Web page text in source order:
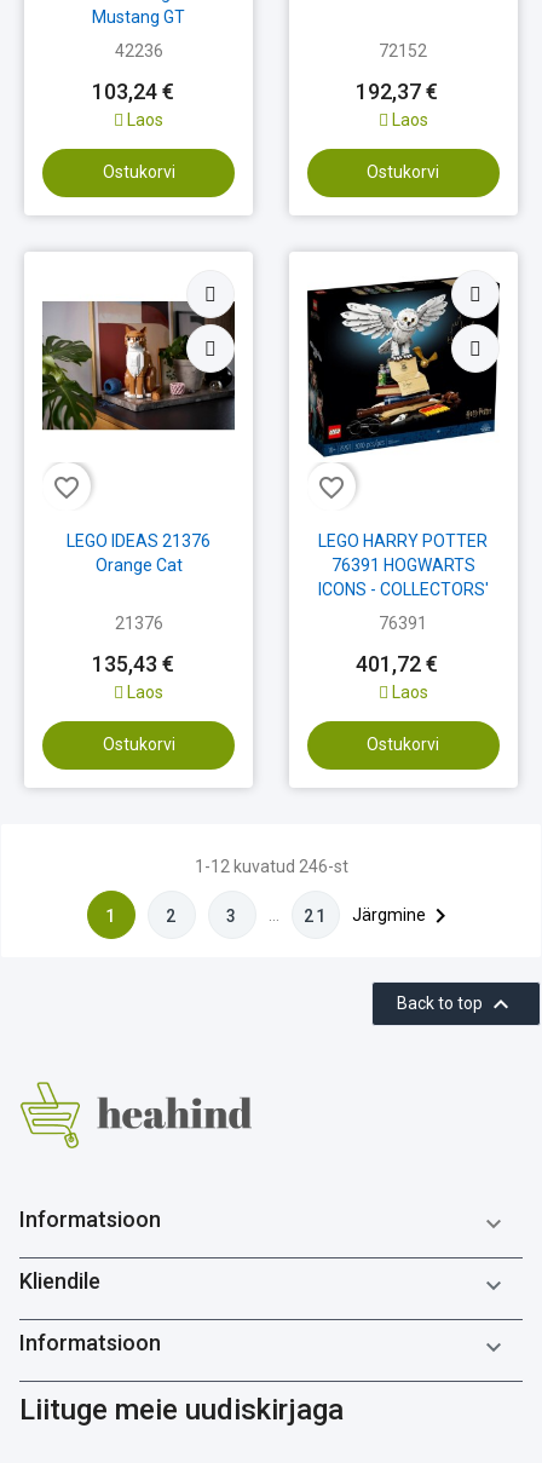
Mustang GT
42236
103,24 €
Laos
Ostukorvi
72152
192,37 €
Laos
Ostukorvi
favorite_border
LEGO IDEAS 21376
Orange Cat
21376
135,43 €
Laos
Ostukorvi
favorite_border
LEGO HARRY POTTER
76391 HOGWARTS
ICONS - COLLECTORS'
EDITION
76391
401,72 €
Laos
Ostukorvi
1-12 kuvatud 246-st
1 2 3 21 Järgmine 
Back to top 
Informatsioon 
Kliendile 
Informatsioon 
Liituge meie uudiskirjaga